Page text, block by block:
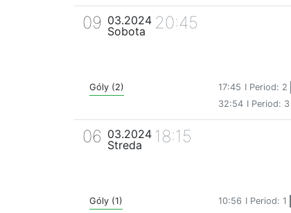
09 03.2024
Sobota
20:45
Góly (2) 17:45 I Period: 2
32:54 I Period: 3
06 03.2024
Streda
18:15
Góly (1) 10:56 I Period: 1